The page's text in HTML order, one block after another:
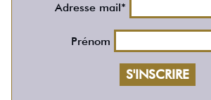
Adresse mail*
Prénom